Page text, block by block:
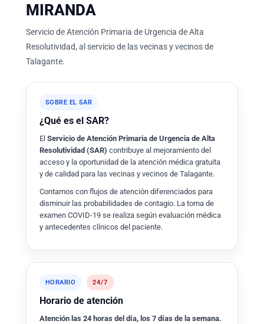
MIRANDA
Servicio de Atención Primaria de Urgencia de Alta
Resolutividad, al servicio de las vecinas y vecinos de
Talagante.
SOBRE EL SAR
¿Qué es el SAR?
El Servicio de Atención Primaria de Urgencia de Alta
Resolutividad (SAR) contribuye al mejoramiento del
acceso y la oportunidad de la atención médica gratuita
y de calidad para las vecinas y vecinos de Talagante.
Contamos con flujos de atención diferenciados para
disminuir las probabilidades de contagio. La toma de
examen COVID-19 se realiza según evaluación médica
y antecedentes clínicos del paciente.
HORARIO 24/7
Horario de atención
Atención las 24 horas del día, los 7 días de la semana.